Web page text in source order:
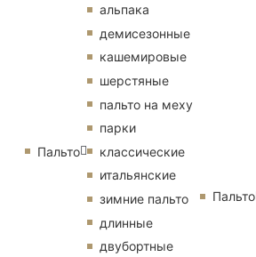
Пальто
альпака
демисезонные
кашемировые
шерстяные
пальто на меху
парки
классические
итальянские
зимние пальто
длинные
двубортные
Пальто